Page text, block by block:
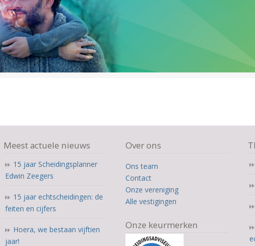
Meest actuele nieuws
15 jaar Scheidingsplanner
Edwin Zeegers
15 jaar echtscheidingen: de
feiten en cijfers
Hoera, we bestaan vijftien
jaar!
Over ons
Ons team
Contact
Onze vereniging
Alle vestigingen
Onze keurmerken